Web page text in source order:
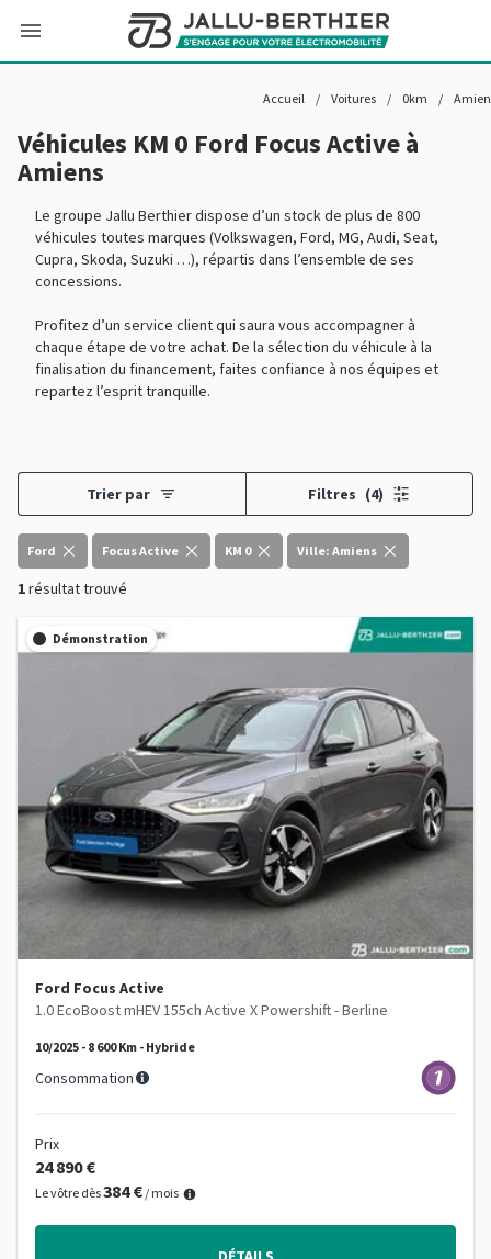
Accueil / Voitures / 0km /
Véhicules KM 0 Ford Focus Active à
Amiens
Le groupe Jallu Berthier dispose d’un stock de plus de 800
véhicules toutes marques (Volkswagen, Ford, MG, Audi, Seat,
Cupra, Skoda, Suzuki …), répartis dans l’ensemble de ses
concessions.
Profitez d’un service client qui saura vous accompagner à
chaque étape de votre achat. De la sélection du véhicule à la
finalisation du financement, faites confiance à nos équipes et
repartez l’esprit tranquille.
Trier par Filtres (4)
Ford Focus Active KM 0 Ville: Amiens
1résultat trouvé
Démonstration
Ford Focus Active
1.0 EcoBoost mHEV 155ch Active X Powershift - Berline
10/2025 - 8 600 Km - Hybride
Consommation
Prix
24 890 €
Le vôtre dès384 € / mois